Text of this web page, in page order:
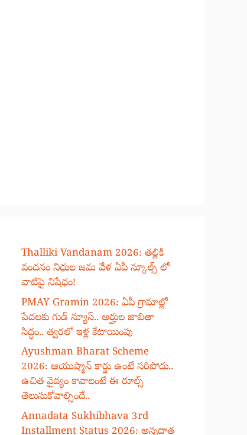
Thalliki Vandanam 2026: తల్లికి
వందనం నిధుల జమ వేళ ఏపీ స్కూల్స్ లో
వాటిపై నిషేధం!
PMAY Gramin 2026: ఏపీ గ్రామాల్లో
పేదలకు గుడ్ న్యూస్.. అర్హుల జాబితా
సిద్ధం.. త్వరలో ఇళ్ల కేటాయింపు
Ayushman Bharat Scheme
2026: ఆయుష్మాన్ కార్డు ఉంటే సరిపోదు..
ఉచిత వైద్యం కావాలంటే ఈ రూల్స్
తెలుసుకోవాల్సిందే..
Annadata Sukhibhava 3rd
Installment Status 2026: అన్నదాత